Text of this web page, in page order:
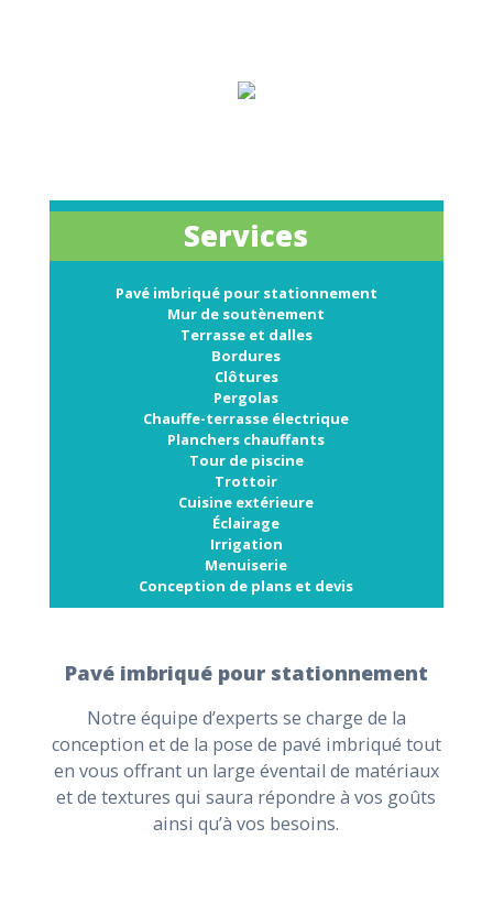
Services
Pavé imbriqué pour stationnement
Mur de soutènement
Terrasse et dalles
Bordures
Clôtures
Pergolas
Chauffe-terrasse électrique
Planchers chauffants
Tour de piscine
Trottoir
Cuisine extérieure
Éclairage
Irrigation
Menuiserie
Conception de plans et devis
Pavé imbriqué pour stationnement
Notre équipe d’experts se charge de la
conception et de la pose de pavé imbriqué tout
en vous offrant un large éventail de matériaux
et de textures qui saura répondre à vos goûts
ainsi qu’à vos besoins.